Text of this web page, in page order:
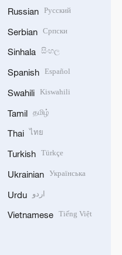
Russian Русский
Serbian Српски
Sinhala සිංහල
Spanish Español
Swahili Kiswahili
Tamil தமிழ்
Thai ไทย
Turkish Türkçe
Ukrainian Українська
Urdu اردو
Vietnamese Tiếng Việt